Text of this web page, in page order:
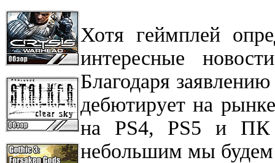
Хотя геймплей
интересные
Благодаря
дебютирует на
на PS4, PS5 и ПК
небольшим мы будем